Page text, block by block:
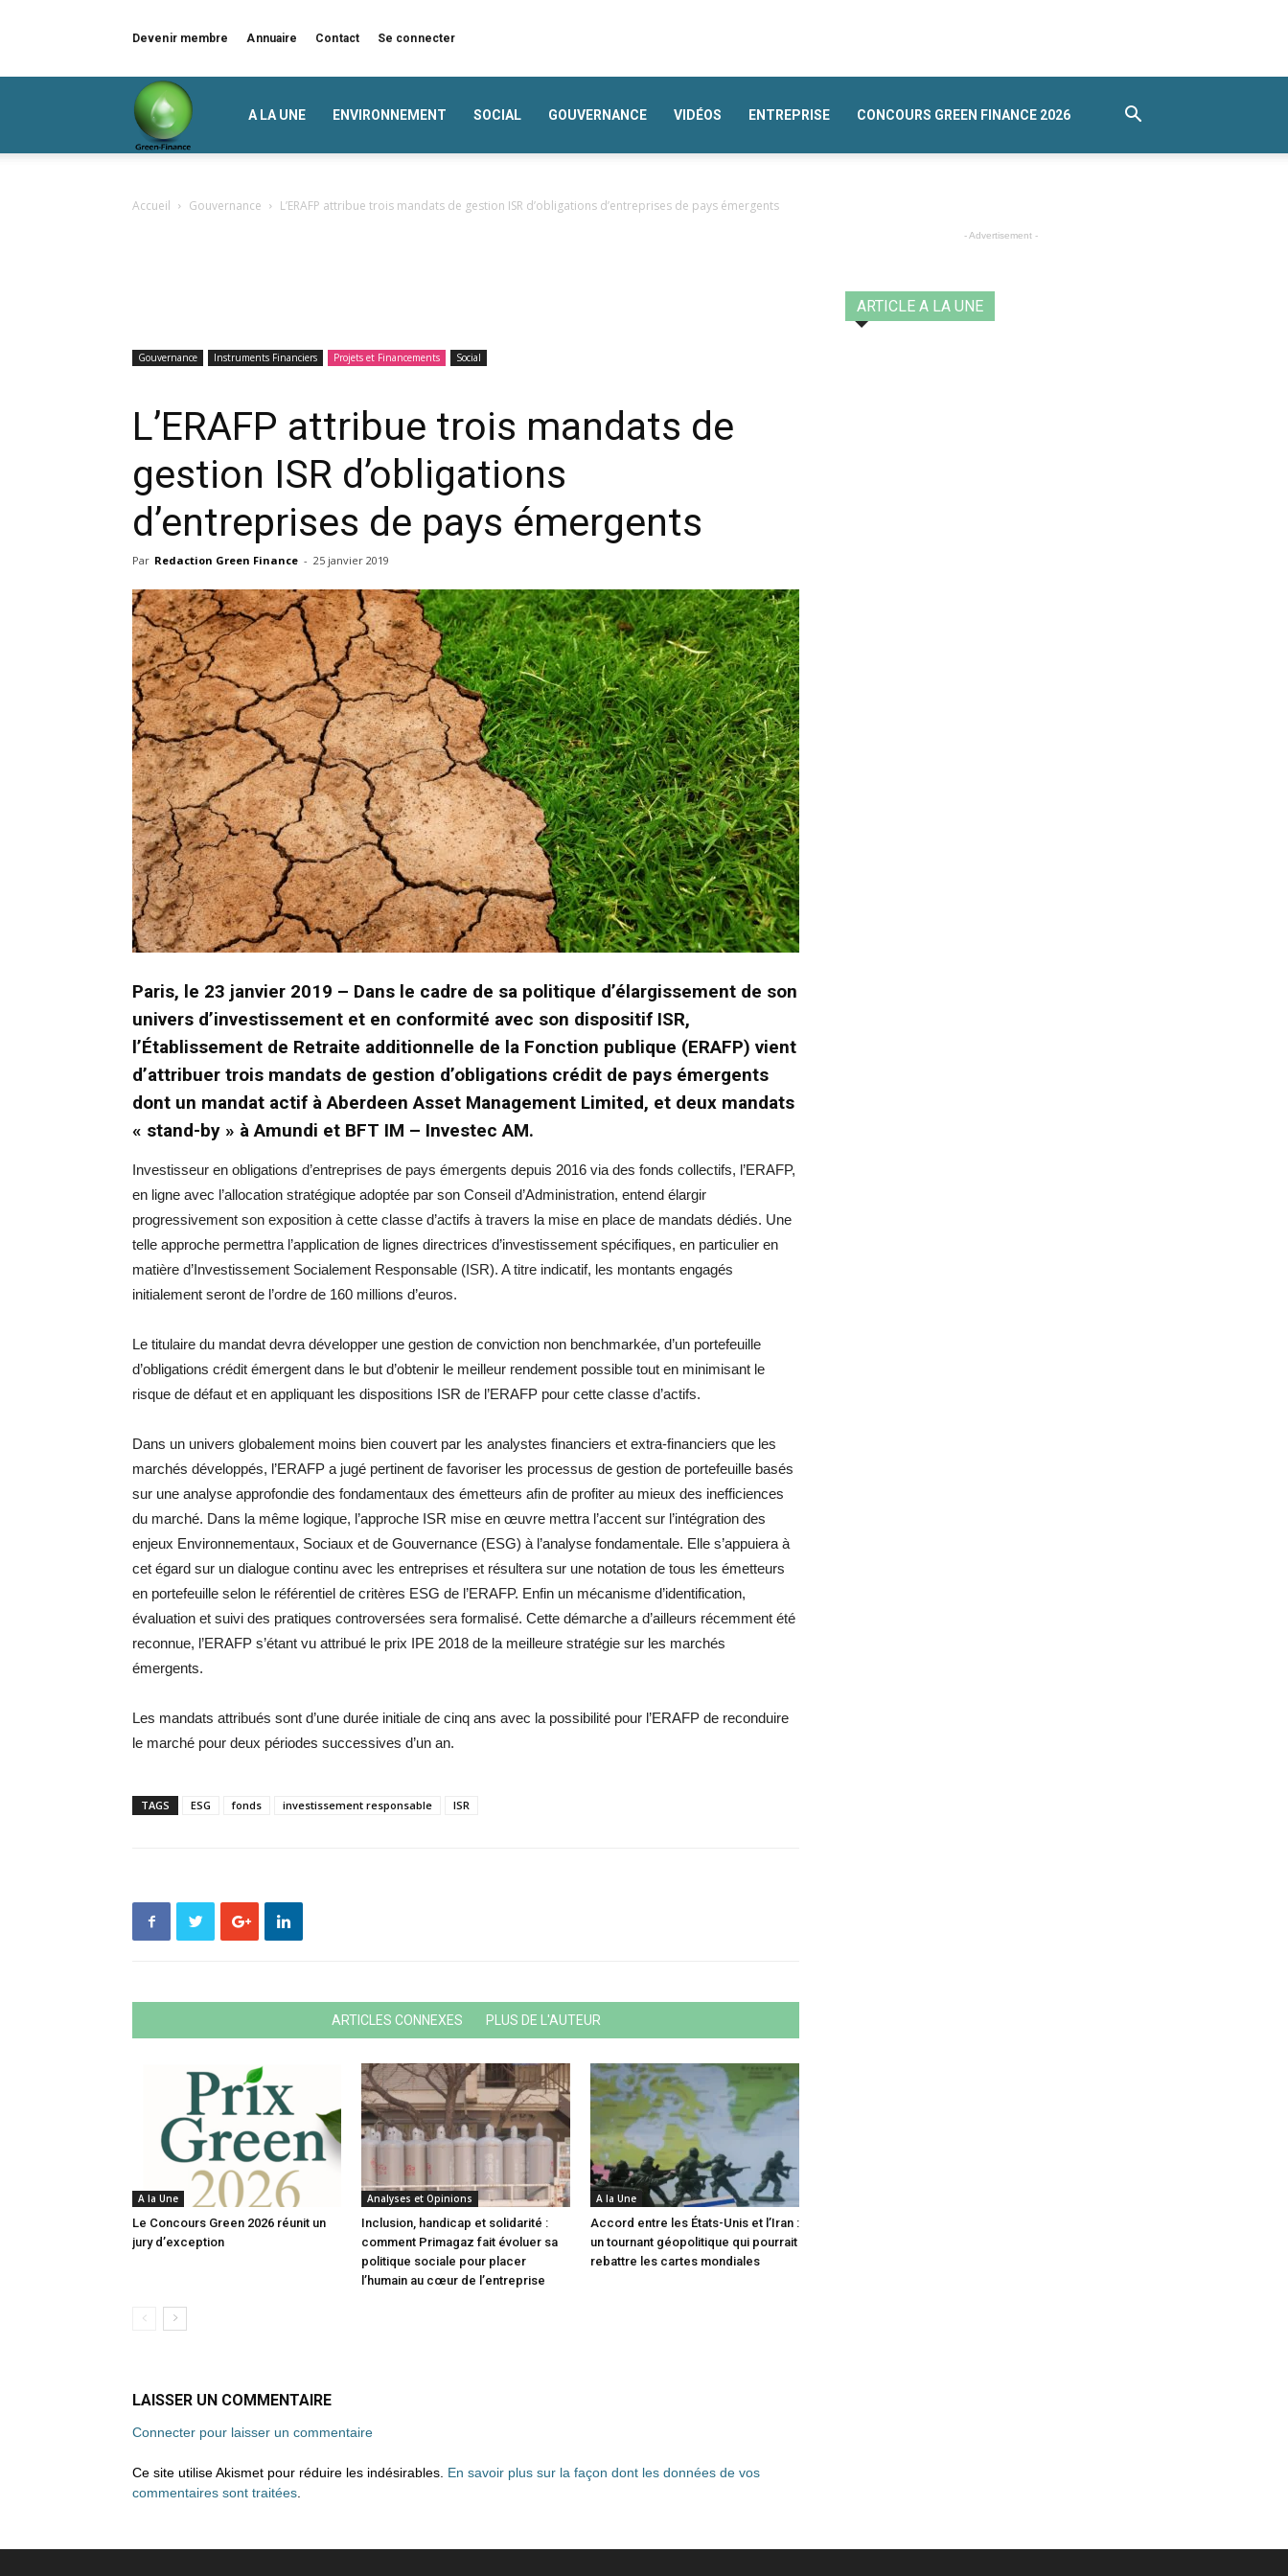
Devenir membre Annuaire Contact Se connecter
A LA UNE ENVIRONNEMENT SOCIAL GOUVERNANCE VIDÉOS ENTREPRISE CONCOURS GREEN FINANCE 2026
Accueil Gouvernance L’ERAFP attribue trois mandats de gestion ISR d’obligations d’entreprises de pays émergents
Gouvernance Instruments Financiers Projets et Financements Social
L’ERAFP attribue trois mandats de
gestion ISR d’obligations
d’entreprises de pays émergents
Par Redaction Green Finance - 25 janvier 2019
Paris, le 23 janvier 2019 – Dans le cadre de sa politique d’élargissement de son
univers d’investissement et en conformité avec son dispositif ISR,
l’Établissement de Retraite additionnelle de la Fonction publique (ERAFP) vient
d’attribuer trois mandats de gestion d’obligations crédit de pays émergents
dont un mandat actif à Aberdeen Asset Management Limited, et deux mandats
« stand-by » à Amundi et BFT IM – Investec AM.
Investisseur en obligations d’entreprises de pays émergents depuis 2016 via des fonds collectifs, l’ERAFP,
en ligne avec l’allocation stratégique adoptée par son Conseil d’Administration, entend élargir
progressivement son exposition à cette classe d’actifs à travers la mise en place de mandats dédiés. Une
telle approche permettra l’application de lignes directrices d’investissement spécifiques, en particulier en
matière d’Investissement Socialement Responsable (ISR). A titre indicatif, les montants engagés
initialement seront de l’ordre de 160 millions d’euros.
Le titulaire du mandat devra développer une gestion de conviction non benchmarkée, d’un portefeuille
d’obligations crédit émergent dans le but d’obtenir le meilleur rendement possible tout en minimisant le
risque de défaut et en appliquant les dispositions ISR de l’ERAFP pour cette classe d’actifs.
Dans un univers globalement moins bien couvert par les analystes financiers et extra-financiers que les
marchés développés, l’ERAFP a jugé pertinent de favoriser les processus de gestion de portefeuille basés
sur une analyse approfondie des fondamentaux des émetteurs afin de profiter au mieux des inefficiences
du marché. Dans la même logique, l’approche ISR mise en œuvre mettra l’accent sur l’intégration des
enjeux Environnementaux, Sociaux et de Gouvernance (ESG) à l’analyse fondamentale. Elle s’appuiera à
cet égard sur un dialogue continu avec les entreprises et résultera sur une notation de tous les émetteurs
en portefeuille selon le référentiel de critères ESG de l’ERAFP. Enfin un mécanisme d’identification,
évaluation et suivi des pratiques controversées sera formalisé. Cette démarche a d’ailleurs récemment été
reconnue, l’ERAFP s’étant vu attribué le prix IPE 2018 de la meilleure stratégie sur les marchés
émergents.
Les mandats attribués sont d’une durée initiale de cinq ans avec la possibilité pour l’ERAFP de reconduire
le marché pour deux périodes successives d’un an.
TAGS ESG fonds investissement responsable ISR
ARTICLES CONNEXES PLUS DE L'AUTEUR
A la Une
Le Concours Green 2026 réunit un
jury d’exception
Analyses et Opinions
Inclusion, handicap et solidarité :
comment Primagaz fait évoluer sa
politique sociale pour placer
l’humain au cœur de l’entreprise
A la Une
Accord entre les États-Unis et l’Iran :
un tournant géopolitique qui pourrait
rebattre les cartes mondiales
LAISSER UN COMMENTAIRE
Connecter pour laisser un commentaire
Ce site utilise Akismet pour réduire les indésirables. En savoir plus sur la façon dont les données de vos
commentaires sont traitées
- Advertisement -
ARTICLE A LA UNE